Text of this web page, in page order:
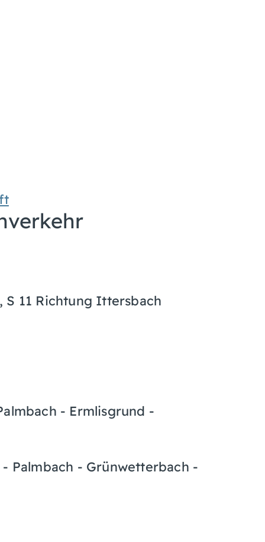
S 11 Richtung Ittersbach
- Ermlisgrund -
Palmbach - Grünwetterbach -